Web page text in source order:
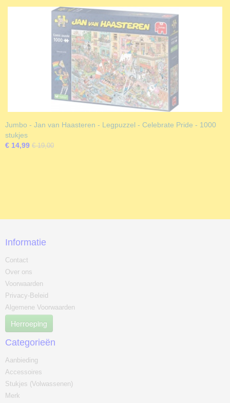
Jumbo - Jan van Haasteren - Legpuzzel - Celebrate Pride - 1000
stukjes
€ 14,99 € 19,00
Informatie
Contact
Over ons
Voorwaarden
Privacy-Beleid
Algemene Voorwaarden
Herroeping
Categorieën
Aanbieding
Accessoires
Stukjes (Volwassenen)
Merk